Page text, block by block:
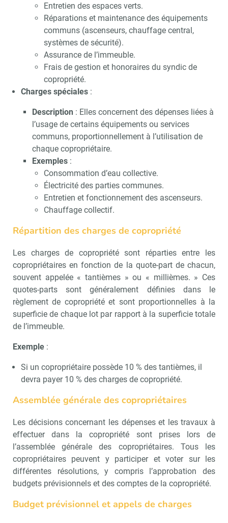
Entretien des espaces verts.
Réparations et maintenance des équipements
communs (ascenseurs, chauffage central,
systèmes de sécurité).
Assurance de l’immeuble.
Frais de gestion et honoraires du syndic de
copropriété.
Charges spéciales:
Description : Elles concernent des dépenses liées à
l’usage de certains équipements ou services
communs, proportionnellement à l’utilisation de
chaque copropriétaire.
Exemples :
Consommation d’eau collective.
Électricité des parties communes.
Entretien et fonctionnement des ascenseurs.
Chauffage collectif.
Répartition des charges de copropriété
Les charges de copropriété sont réparties entre les
copropriétaires en fonction de la quote-part de chacun,
souvent appelée « tantièmes » ou « millièmes. » Ces
quotes-parts sont généralement définies dans le
règlement de copropriété et sont proportionnelles à la
superficie de chaque lot par rapport à la superficie totale
de l’immeuble.
Exemple :
Si un copropriétaire possède 10 % des tantièmes, il
devra payer 10 % des charges de copropriété.
Assemblée générale des copropriétaires
Les décisions concernant les dépenses et les travaux à
effectuer dans la copropriété sont prises lors de
l’assemblée générale des copropriétaires. Tous les
copropriétaires peuvent y participer et voter sur les
différentes résolutions, y compris l’approbation des
budgets prévisionnels et des comptes de la copropriété.
Budget prévisionnel et appels de charges